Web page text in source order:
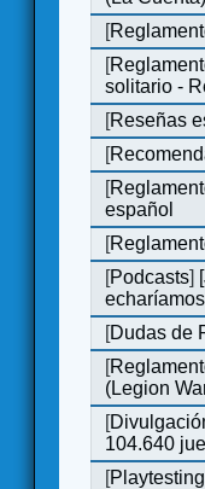
[
[
solitario -
[Reseñas
[
[
español
[
[Podcasts]
[Dudas de
[
(Legion
[
104.640
[